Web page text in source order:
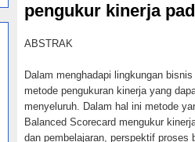
pengukur kinerja
ABSTRAK
Dalam menghadapi lingkungan
metode pengukuran kinerja yang
menyeluruh. Dalam hal ini metode
Balanced Scorecard mengukur
dan pembelajaran, perspektif